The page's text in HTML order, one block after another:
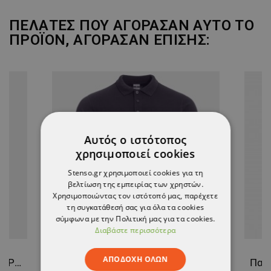
ΠΕΛΆΤΕΣ ΠΟΥ ΑΓΌΡΑΣΑΝ ΑΥΤΌ ΤΟ
ΠΡΟΪΌΝ, ΑΓΌΡΑΣΑΝ ΕΠΊΣΗΣ:
Παντελόνι εργασίας REVOLT SPORT DARK GREY
Αυτός ο ιστότοπος
χρησιμοποιεί cookies
Stenso.gr χρησιμοποιεί cookies για τη
βελτίωση της εμπειρίας των χρηστών.
Χρησιμοποιώντας τον ιστότοπό μας, παρέχετε
τη συγκατάθεσή σας για όλα τα cookies
σύμφωνα με την Πολιτική μας για τα cookies.
Διαβάστε περισσότερα
ΑΠΟΔΟΧΉ ΌΛΩΝ